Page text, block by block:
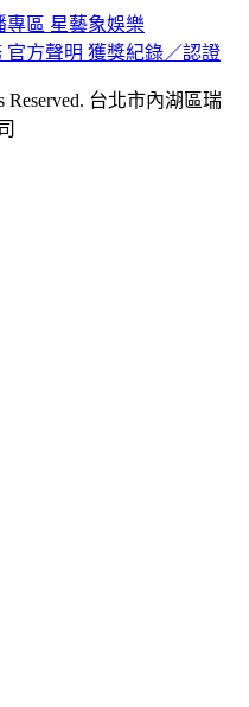
專區 星藝象娛樂
官方聲明 獲獎紀錄／認證
Reserved. 台北市內湖區瑞